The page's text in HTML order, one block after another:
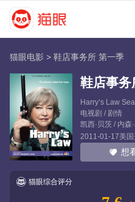
猫眼电影 >鞋店事务所 第一季
鞋店事务
Harry’s Law
电视剧 / 剧情
凯西·贝茨/ 内森
2011-01-17美
想
猫眼综合评分